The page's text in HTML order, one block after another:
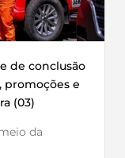
de conclusão
promoções e
(03)
da